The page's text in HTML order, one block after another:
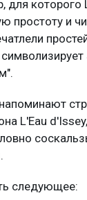
для которого
простоту и
L'Eau
следующее: